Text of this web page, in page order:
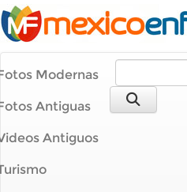
Modernas
Antiguas
Antiguos